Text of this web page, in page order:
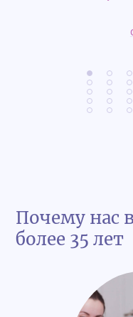
Почему нас
более 35 лет